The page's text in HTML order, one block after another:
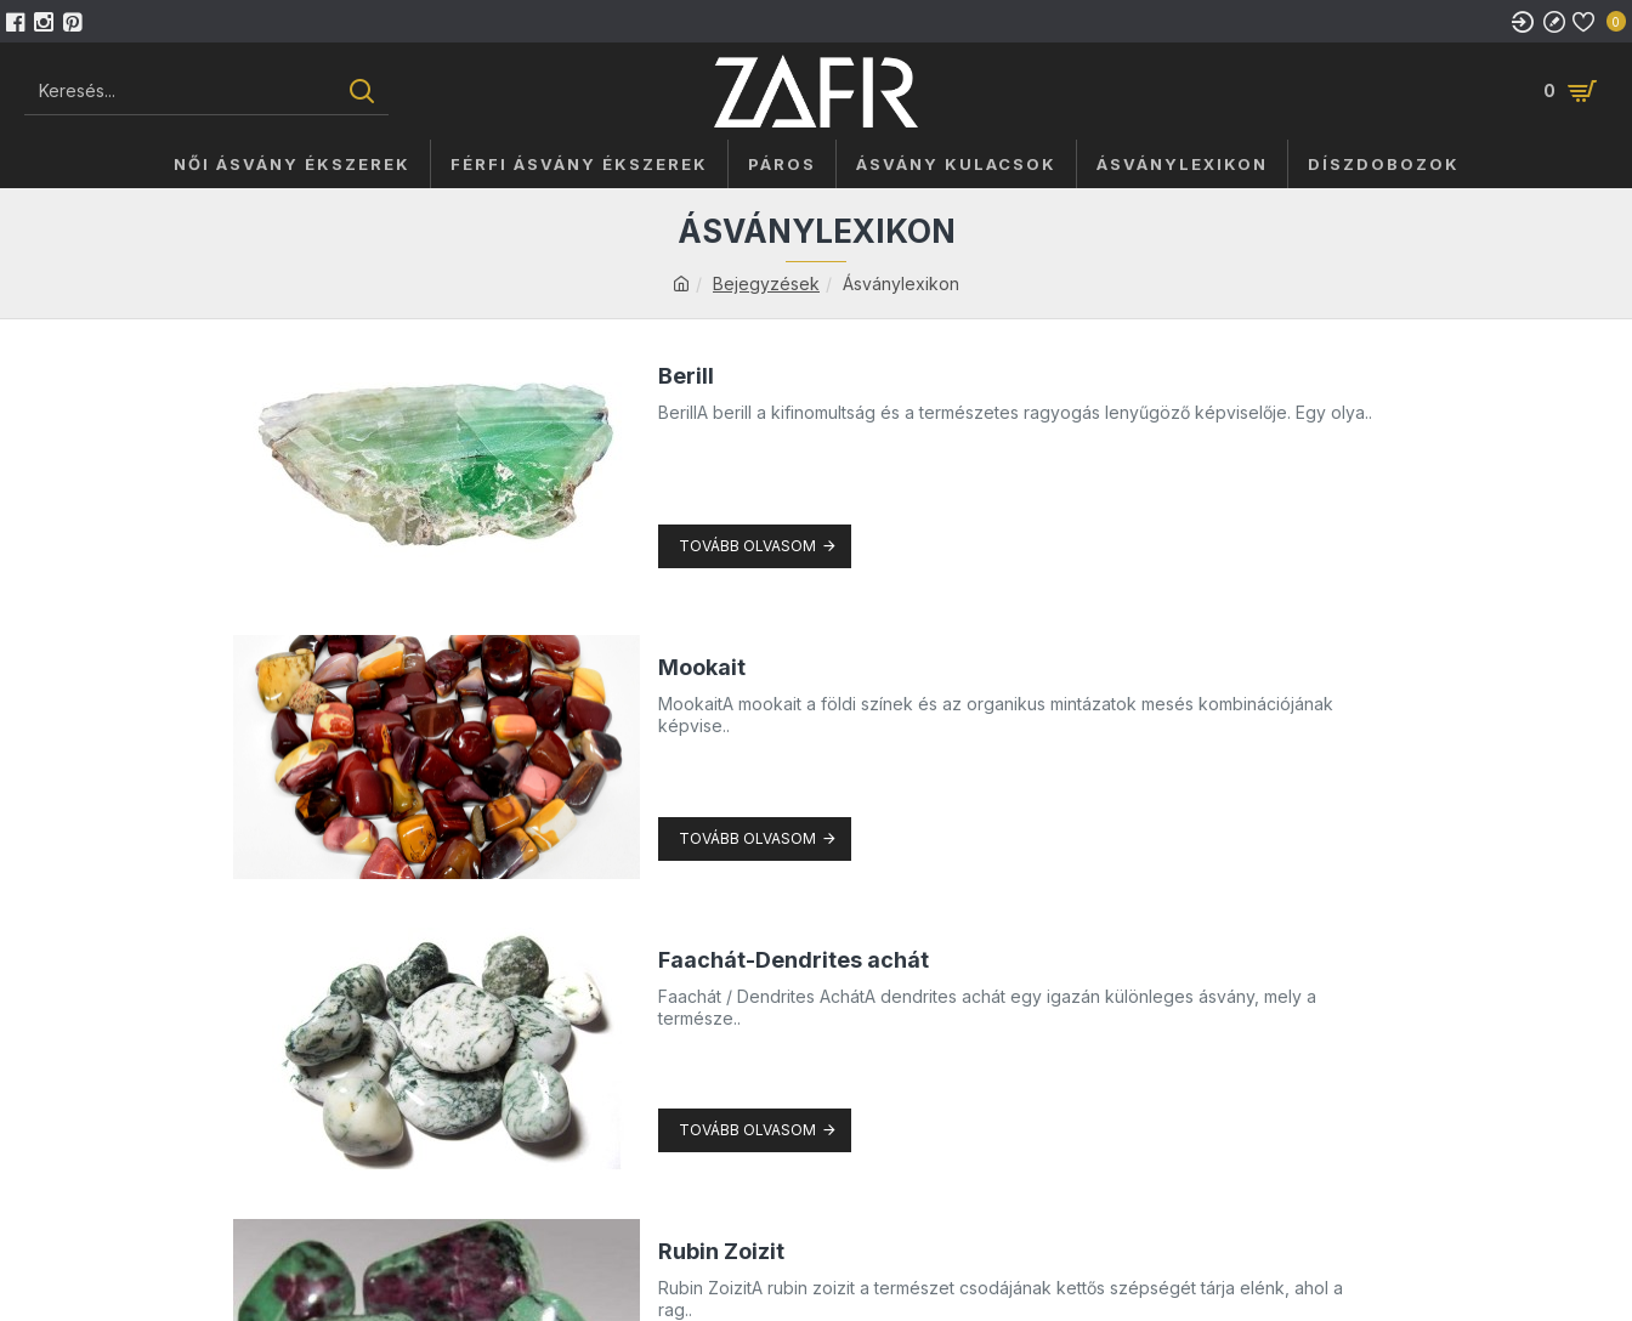
0
0
NŐI ÁSVÁNY ÉKSZEREK FÉRFI ÁSVÁNY ÉKSZEREK PÁROS ÁSVÁNY KULACSOK ÁSVÁNYLEXIKON DÍSZDOBOZOK
Bejegyzések Ásványlexikon
ÁSVÁNYLEXIKON
Berill
BerillA berill a kifinomultság és a természetes ragyogás lenyűgöző képviselője. Egy olya..
TOVÁBB OLVASOM
Mookait
MookaitA mookait a földi színek és az organikus mintázatok mesés kombinációjának
képvise..
TOVÁBB OLVASOM
Faachát-Dendrites achát
Faachát / Dendrites AchátA dendrites achát egy igazán különleges ásvány, mely a
természe..
TOVÁBB OLVASOM
Rubin Zoizit
Rubin ZoizitA rubin zoizit a természet csodájának kettős szépségét tárja elénk, ahol a
rag..